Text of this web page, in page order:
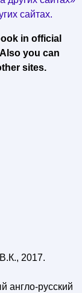
сайтах.
in official
you can
sites.
2017.
англо-русский